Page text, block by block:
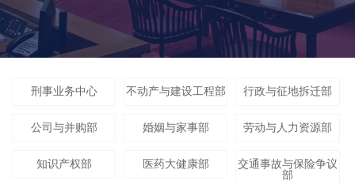
刑事业务中心 不动产与建设工程部 行政与征地拆迁部
公司与并购部 婚姻与家事部 劳动与人力资源部
知识产权部 医药大健康部
交通事故与保险争议
部